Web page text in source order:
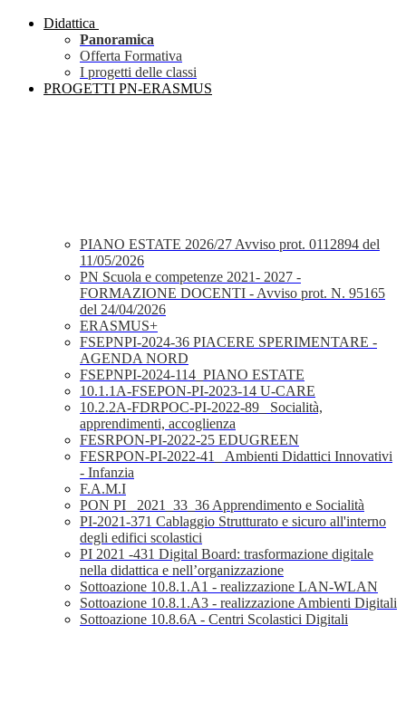
Didattica
Panoramica
Offerta Formativa
I progetti delle classi
PROGETTI PN-ERASMUS
PIANO ESTATE 2026/27 Avviso prot. 0112894 del
11/05/2026
PN Scuola e competenze 2021- 2027 -
FORMAZIONE DOCENTI - Avviso prot. N. 95165
del 24/04/2026
ERASMUS+
FSEPNPI-2024-36 PIACERE SPERIMENTARE -
AGENDA NORD
FSEPNPI-2024-114_PIANO ESTATE
10.1.1A-FSEPON-PI-2023-14 U-CARE
10.2.2A-FDRPOC-PI-2022-89_ Socialità,
apprendimenti, accoglienza
FESRPON-PI-2022-25 EDUGREEN
FESRPON-PI-2022-41_ Ambienti Didattici Innovativi
- Infanzia
F.A.M.I
PON PI_ 2021_33_36 Apprendimento e Socialità
PI-2021-371 Cablaggio Strutturato e sicuro all'interno
degli edifici scolastici
PI 2021 -431 Digital Board: trasformazione digitale
nella didattica e nell’organizzazione
Sottoazione 10.8.1.A1 - realizzazione LAN-WLAN
Sottoazione 10.8.1.A3 - realizzazione Ambienti Digitali
Sottoazione 10.8.6A - Centri Scolastici Digitali